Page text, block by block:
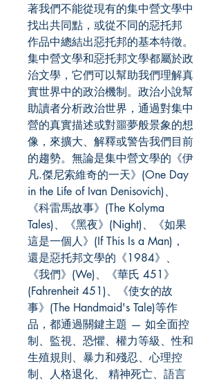
著我們不能從現有的集中營文學中
找出共同點，或從不同的惡托邦
作品中總結出惡托邦的基本特徵。
集中營文學和惡托邦文學都屬於政
治文學，它們可以幫助我們理解真
實世界中的政治機制。政治小說幫
助讀者分析政治世界，通過對集中
營的真實描述或對噩夢般景象的想
像，來擴大、解釋或警告我們目前
的趨勢。無論是集中營文學的《伊
凡.傑尼索維奇的一天》(One Day
in the Life of Ivan Denisovich)、
《科雷馬故事》(The Kolyma
Tales)、《黑夜》(Night)、《如果
這是一個人》(If This Is a Man)，
還是惡托邦文學的《1984》、
《我們》(We)、《華氏 451》
(Fahrenheit 451)、《使女的故
事》(The Handmaid's Tale)等作
品，都通過關鍵主題 — 如全面控
制、監視、恐懼、權力等級、性和
生殖規則、暴力和殘忍、心理控
制、人格退化、 精神死亡、語言